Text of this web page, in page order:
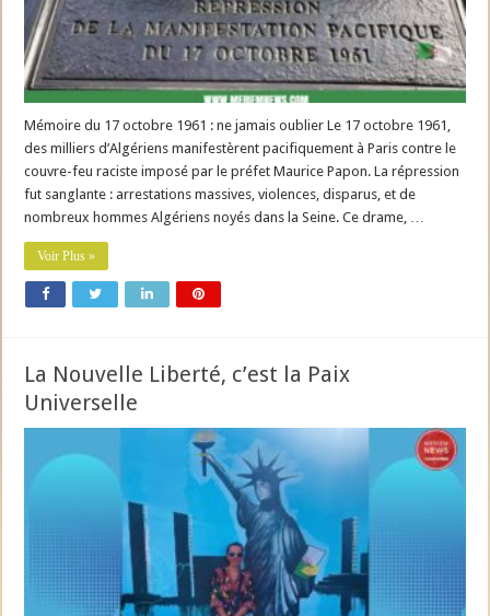
Mémoire du 17 octobre 1961 : ne jamais oublier Le 17 octobre 1961,
des milliers d’Algériens manifestèrent pacifiquement à Paris contre le
couvre-feu raciste imposé par le préfet Maurice Papon. La répression
fut sanglante : arrestations massives, violences, disparus, et de
nombreux hommes Algériens noyés dans la Seine. Ce drame, …
Voir Plus »
La Nouvelle Liberté, c’est la Paix
Universelle